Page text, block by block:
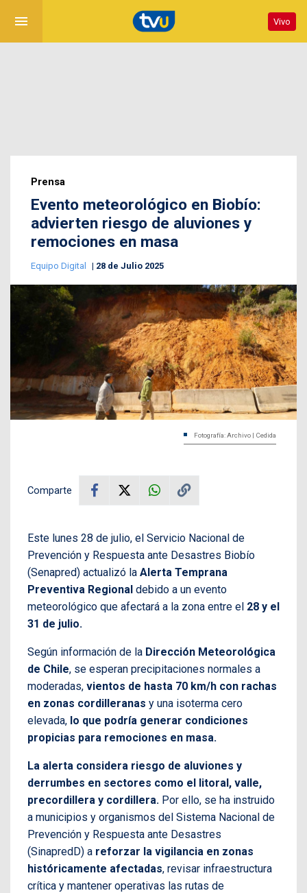
menu Vivo
Prensa
Evento meteorológico en Biobío:
advierten riesgo de aluviones y
remociones en masa
Equipo Digital 28 de Julio 2025
Fotografía: Archivo | Cedida
Comparte
Este lunes 28 de julio, el Servicio Nacional de
Prevención y Respuesta ante Desastres Biobío
(Senapred) actualizó la Alerta Temprana
Preventiva Regional debido a un evento
meteorológico que afectará a la zona entre el 28 y el
31 de julio.
Según información de la Dirección Meteorológica
de Chile, se esperan precipitaciones normales a
moderadas, vientos de hasta 70 km/h con rachas
en zonas cordilleranas y una isoterma cero
elevada, lo que podría generar condiciones
propicias para remociones en masa.
La alerta considera riesgo de aluviones y
derrumbes en sectores como el litoral, valle,
precordillera y cordillera. Por ello, se ha instruido
a municipios y organismos del Sistema Nacional de
Prevención y Respuesta ante Desastres
(SinapredD) a reforzar la vigilancia en zonas
históricamente afectadas, revisar infraestructura
crítica y mantener operativas las rutas de